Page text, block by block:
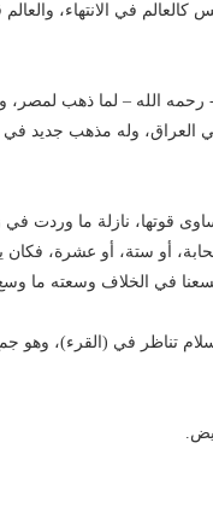
كالعالم في الانتهاء،
الله – لما ذهب لمصر،
وله مذهب جديد
قوتها، نازلة ما وردت
أو ستة، أو عشرة،
في الخلاف وسعته ما
تناظر في (القرء)، وهو